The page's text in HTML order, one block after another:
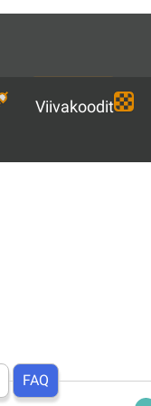
Viivakoodit
FAQ